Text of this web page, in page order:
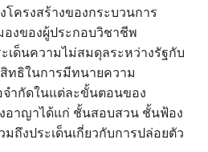
ครงสร้างของกระบวนการ
งของผู้ประกอบวิชาชีพ
เด็นความไม่สมดุลระหว่างรัฐกับ
ทธิในการมีทนายความ
ำกัดในแต่ละขั้นตอนของ
อาญาได้แก่ ชั้นสอบสวน ชั้นฟ้อง
ถึงประเด็นเกี่ยวกับการปล่อยตัว